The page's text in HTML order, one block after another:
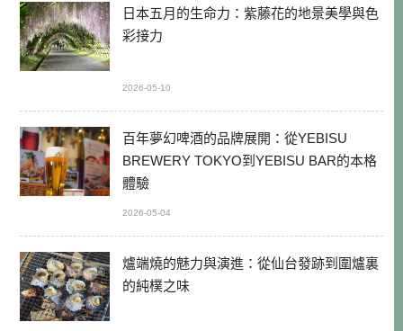
日本五月的生命力：紫藤花的地景美學與色
彩接力
2026-05-10
百年夢幻啤酒的品牌展開：從YEBISU
BREWERY TOKYO到YEBISU BAR的本格
體驗
2026-05-04
爐端燒的魅力與演進：從仙台發跡到圍爐裏
的純樸之味